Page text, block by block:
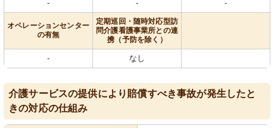
- - -
オペレーションセンター
の有無
定期巡回・随時対応型訪
問介護看護事業所との連
携（予防を除く）
- なし
介護サービスの提供により賠償すべき事故が発生したと
きの対応の仕組み